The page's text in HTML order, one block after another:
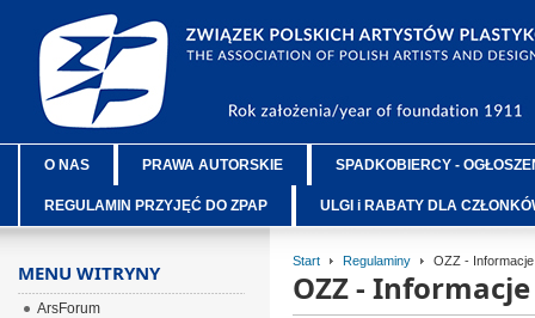
O NAS PRAWA AUTORSKIE SPADKOBIERCY -
REGULAMIN PRZYJĘĆ DO ZPAP ULGI i RABATY DLA
Start Regulaminy OZZ -
OZZ -
MENU WITRYNY
ArsForum